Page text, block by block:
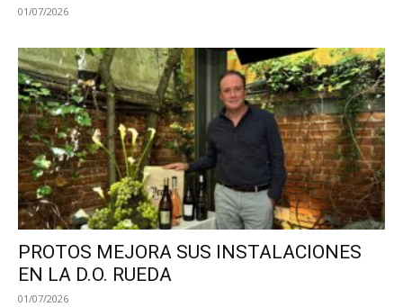
01/07/2026
PROTOS MEJORA SUS INSTALACIONES
EN LA D.O. RUEDA
01/07/2026